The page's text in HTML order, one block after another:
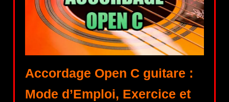
Accordage Open C guitare :
Mode d’Emploi, Exercice et